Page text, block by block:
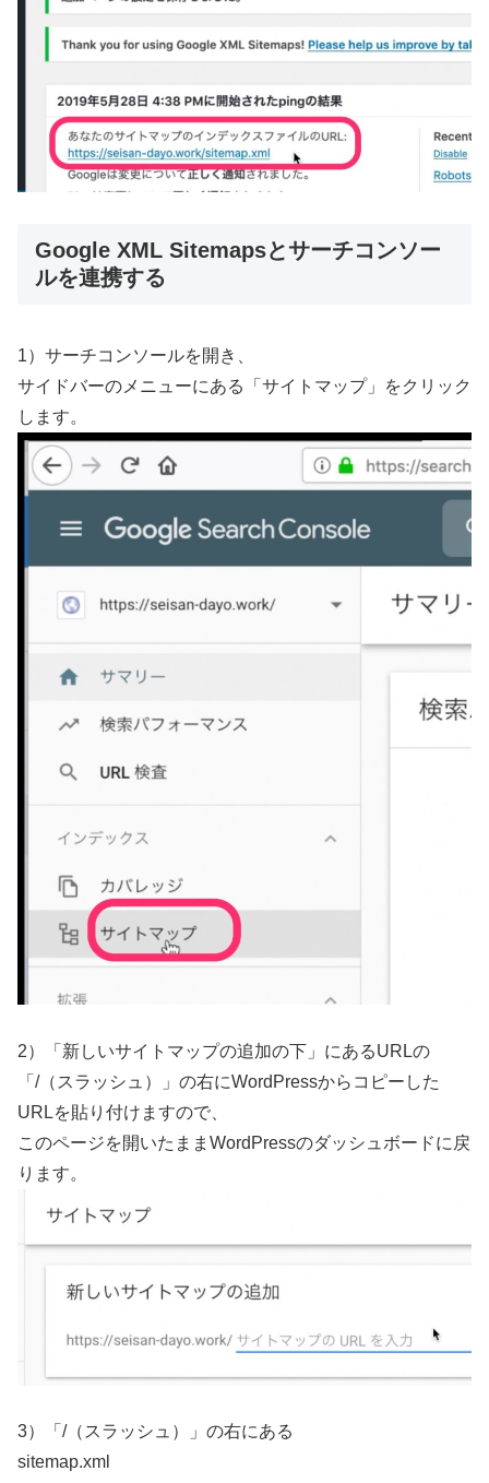
Google XML Sitemapsとサーチコンソー
ルを連携する
1）サーチコンソールを開き、
サイドバーのメニューにある「サイトマップ」をクリック
します。
2）「新しいサイトマップの追加の下」にあるURLの
「/（スラッシュ）」の右にWordPressからコピーした
URLを貼り付けますので、
このページを開いたままWordPressのダッシュボードに戻
ります。
3）「/（スラッシュ）」の右にある
sitemap.xml